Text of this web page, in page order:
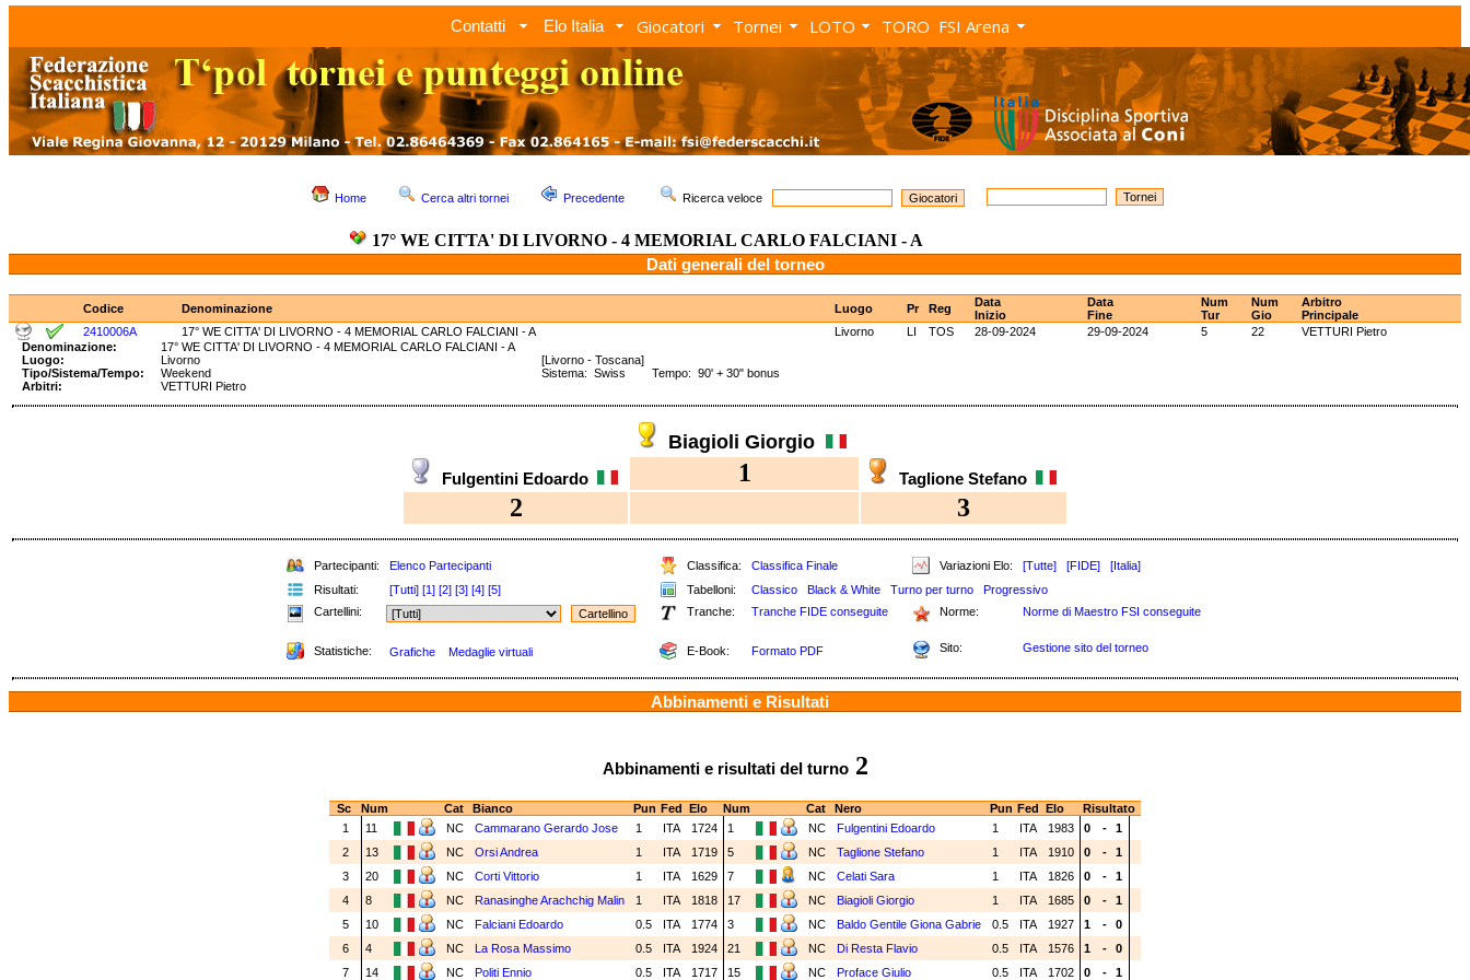
Contatti Elo Italia Giocatori Tornei LOTO TORO FSI Arena
Home Cerca altri tornei Precedente Ricerca veloce
17° WE CITTA' DI LIVORNO - 4 MEMORIAL CARLO FALCIANI - A
Dati generali del torneo
Codice Denominazione Luogo Pr Reg
Data
Inizio
Data
Fine
Num
Tur
Num
Gio
Arbitro
Principale
2410006A
17° WE CITTA' DI LIVORNO - 4 MEMORIAL CARLO FALCIANI - A Livorno LI TOS 28-09-2024 29-09-2024 5 22
VETTURI Pietro
Denominazione:
17° WE CITTA' DI LIVORNO - 4 MEMORIAL CARLO FALCIANI - A
Luogo:
Livorno
[Livorno - Toscana]
Tipo/Sistema/Tempo:
Weekend
Sistema: Swiss Tempo: 90' + 30" bonus
Arbitri:
VETTURI Pietro
Biagioli Giorgio
Fulgentini Edoardo 1 Taglione Stefano
2 3
Partecipanti: Elenco Partecipanti Classifica: Classifica Finale Variazioni Elo: [Tutte] [FIDE]
[Italia]
Risultati:
[Tutti] [1] [2] [3] [4] [5] Tabelloni: Classico Black & White Turno per turno
Progressivo
Cartellini:
Tranche: Tranche FIDE conseguite Norme: Norme di Maestro FSI conseguite
Statistiche: Grafiche Medaglie virtuali E-Book: Formato PDF Sito: Gestione sito del torneo
Abbinamenti e Risultati
Abbinamenti e risultati del turno2
Sc Num Cat Bianco Pun Fed Elo Num Cat Nero Pun Fed Elo
Risultato
1
11 NC Cammarano Gerardo Jose 1 ITA 1724 1 NC Fulgentini Edoardo 1 ITA 1983 0 -
1
2
13 NC Orsi Andrea 1 ITA 1719 5 NC Taglione Stefano 1 ITA 1910 0 -
1
3
20 NC Corti Vittorio 1 ITA 1629 7 NC Celati Sara 1 ITA 1826 0 -
1
4
8 NC Ranasinghe Arachchig Malin 1 ITA 1818 17 NC Biagioli Giorgio 1 ITA 1685 0 -
1
5
10 NC Falciani Edoardo 0.5 ITA 1774 3 NC Baldo Gentile Giona Gabrie 0.5 ITA 1927 1 -
0
6
4 NC La Rosa Massimo 0.5 ITA 1924 21 NC Di Resta Flavio 0.5 ITA 1576 1 -
0
7
14 NC Politi Ennio 0.5 ITA 1717 15 NC Proface Giulio 0.5 ITA 1702 0 - 1